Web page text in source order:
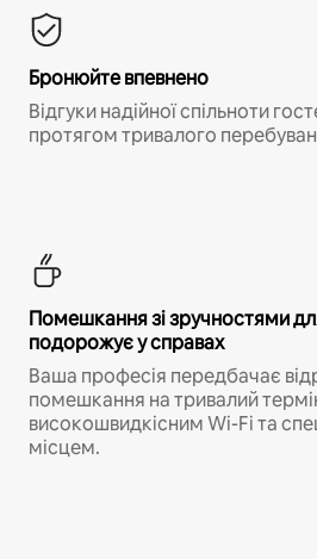
Бронюйте впевнено
Відгуки надійної спільноти
протягом тривалого
Помешкання зі зручностями
подорожує у справах
Ваша професія передбачає
помешкання на тривалий
високошвидкісним Wi-Fi та
місцем.